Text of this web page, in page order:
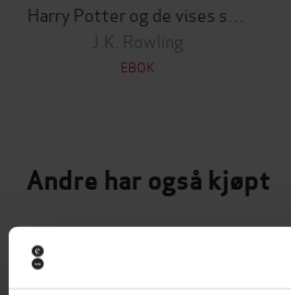
J.K. Rowling
EBOK
Andre har også kjøpt